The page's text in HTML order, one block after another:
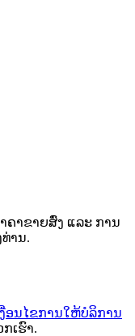
ຄາຂາຍສົ່ງ ແລະ ການ
ານ.
ງື່ອນໄຂການໃຫ້ບໍລິການ
ເຮົາ.